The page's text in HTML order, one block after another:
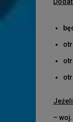
–